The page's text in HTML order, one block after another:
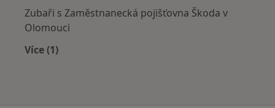
Zubaři s Zaměstnanecká pojišťovna Škoda v
Olomouci
Více (1)